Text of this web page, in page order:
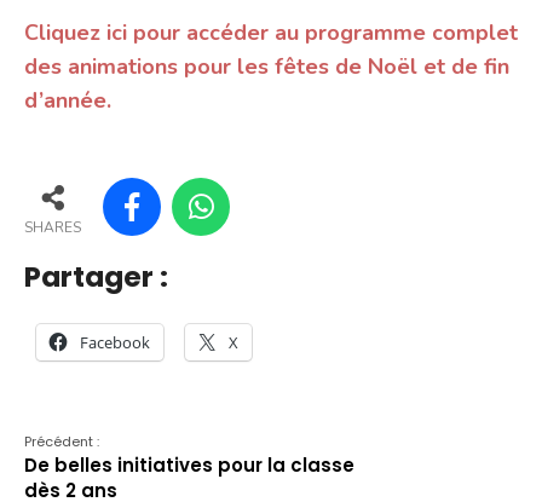
Cliquez ici pour accéder au programme complet
des animations pour les fêtes de Noël et de fin
d’année.
SHARES
Partager :
Facebook X
Précédent :
De belles initiatives pour la classe
dès 2 ans